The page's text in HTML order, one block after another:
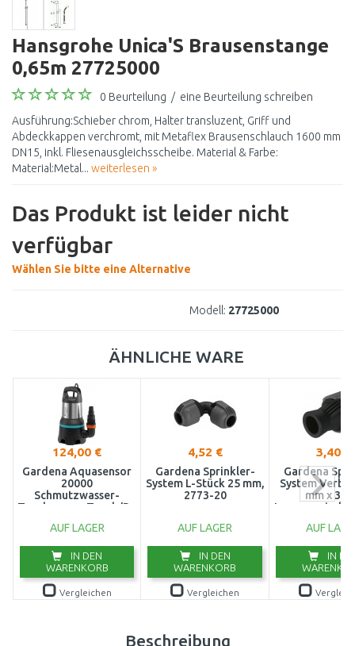
Hansgrohe Unica'S Brausenstange
0,65m 27725000
0 Beurteilung / eine Beurteilung schreiben
Ausführung:Schieber chrom, Halter transluzent, Griff und
Abdeckkappen verchromt, mit Metaflex Brausenschlauch 1600 mm
DN15, inkl. Fliesenausgleichsscheibe. Material & Farbe:
Material:Metal... weiterlesen »
Das Produkt ist leider nicht
verfügbar
Wählen Sie bitte eine Alternative
Modell: 27725000
ÄHNLICHE WARE
124,00 €
Gardena Aquasensor
20000
Schmutzwasser-
Tauchpumpe,Tauch/Druckpumpe
9044-20
AUF LAGER
IN DEN
WARENKORB
Vergleichen
4,52 €
Gardena Sprinkler-
System L-Stück 25 mm,
2773-20
AUF LAGER
IN DEN
WARENKORB
Vergleichen
3,40 €
Gardena
System
mm x 3/
Innengewinde
AUF
IN
Beschreibung